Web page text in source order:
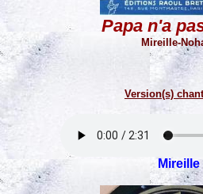
Papa n'a
Mireille-
Version(s)
Mireille